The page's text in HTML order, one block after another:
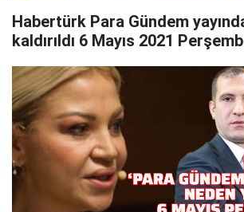
Habertürk Para Gündem
kaldırıldı 6 Mayıs 2021